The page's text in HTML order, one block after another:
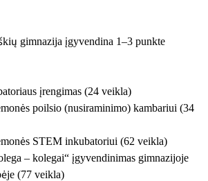
gimnazija įgyvendina 1–3 punkte
įrengimas (24 veikla)
poilsio (nusiraminimo) kambariui (34
STEM inkubatoriui (62 veikla)
– kolegai“ įgyvendinimas gimnazijoje
(77 veikla)